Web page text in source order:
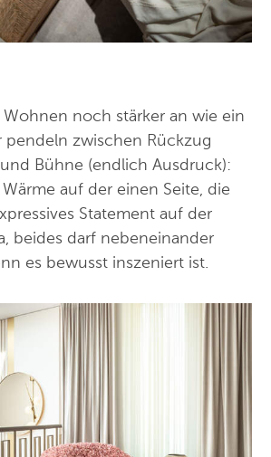
noch stärker an wie ein
pendeln zwischen Rückzug
Bühne (endlich Ausdruck):
auf der einen Seite, die
Statement auf der
beides darf nebeneinander
es bewusst inszeniert ist.